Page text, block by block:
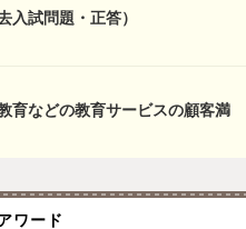
入試問題・正答）
育などの教育サービスの顧客満
ワード